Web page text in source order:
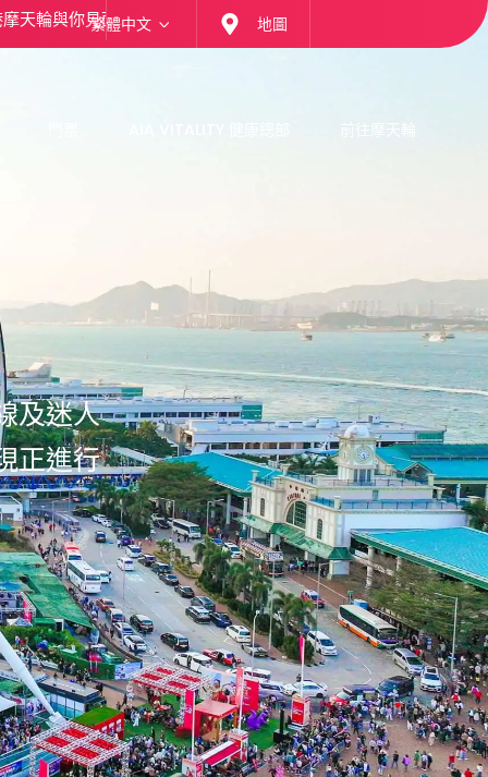
歡迎! 我們期待很快在香港摩天輪與你見面。 歡迎! 我們
繁體中文 地圖
前往摩天輪
及迷人
正進行